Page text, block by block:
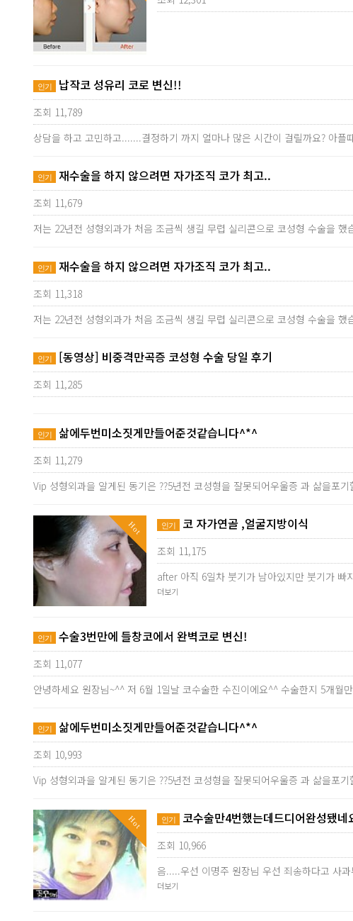
인기 납작코 성유리 코로 변신!!
조회 11,789
상담을 하고 고민하고.......결정하기 까지 얼마나 많은 시간이 걸릴까요? 아
인기 재수술을 하지 않으려면 자가조직 코가 최고..
조회 11,679
저는 22년전 성형외과가 처음 조금씩 생길 무렵 실리콘으로 코성형 수술을
인기 재수술을 하지 않으려면 자가조직 코가 최고..
조회 11,318
저는 22년전 성형외과가 처음 조금씩 생길 무렵 실리콘으로 코성형 수술을
인기 [동영상] 비중격만곡증 코성형 수술 당일 후기
조회 11,285
인기 삶에두번미소짓게만들어준것같습니다^*^
조회 11,279
Vip 성형외과을 알게된 동기은 ??5년전 코성형을 잘못되어우울증 과 삶을포
Hot 인기 코 자가연골 ,얼굴지방이식
조회 11,175
after 아직 6일차 붓기가 남아있지만 붓기가
더보기
인기 수술3번만에 들창코에서 완벽코로 변신!
조회 11,077
안녕하세요 원장님~^^ 저 6월 1일날 코수술한 수진이에요^^ 수술한지 5개
인기 삶에두번미소짓게만들어준것같습니다^*^
조회 10,993
Vip 성형외과을 알게된 동기은 ??5년전 코성형을 잘못되어우울증 과 삶을포
Hot 인기 코수술만4번했는데드디어완성됐네
조회 10,966
음.....우선 이명주 원장님 우선 죄송하다고 사
더보기